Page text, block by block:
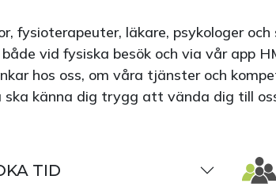
fysioterapeuter, läkare, psykologer
vid fysiska besök och via vår app
hos oss, om våra tjänster och
känna dig trygg att vända dig till
TID